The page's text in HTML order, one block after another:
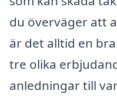
du överväger att
är det alltid en
tre olika
anledningar till